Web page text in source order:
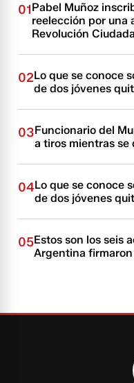
01Pabel Muñoz
reelección por una
Revolución
02Lo que se conoce
de dos jóvenes
03Funcionario del
a tiros mientras
04Lo que se conoce
de dos jóvenes
05Estos son los seis
Argentina